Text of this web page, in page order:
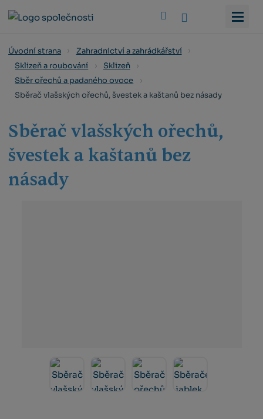
Úvodní strana
Zahradnictví a zahrádkářství
Sklizeň a roubování
Sklizeň
Sběr ořechů a padaného ovoce
Sběrač vlašských ořechů, švestek a kaštanů bez násady
Sběrač vlašských ořechů,
švestek a kaštanů bez
násady